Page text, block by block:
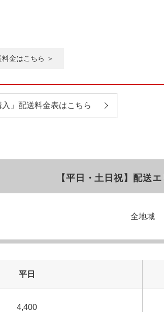
金はこちら ＞
」 配送料金表はこちら
【平日・土日祝】配送
全地域
平日
4,400